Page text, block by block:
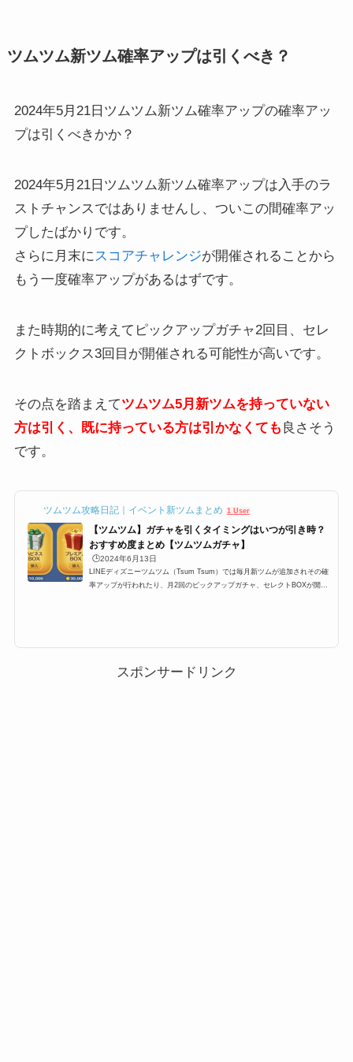
ツムツム新ツム確率アップは引くべき？
2024年5月21日ツムツム新ツム確率アップの確率アッ
プは引くべきかか？
2024年5月21日ツムツム新ツム確率アップは入手のラ
ストチャンスではありませんし、ついこの間確率アッ
プしたばかりです。
さらに月末にスコアチャレンジが開催されることから
もう一度確率アップがあるはずです。
また時期的に考えてピックアップガチャ2回目、セレ
クトボックス3回目が開催される可能性が高いです。
その点を踏まえてツムツム5月新ツムを持っていない
方は引く、既に持っている方は引かなくても 良さそう
です。
ツムツム攻略日記｜イベント新ツムまとめ 1 User
【ツムツム】ガチャを引くタイミングはいつが引き時？
おすすめ度まとめ【ツムツムガチャ】
🕒️2024年6月13日
LINEディズニーツムツム（Tsum Tsum）では毎月新ツムが追加されその確
率アップが行われたり、月2回のピックアップガチャ、セレクトBOXが開催
ツム（Tsum Tsum）では毎月新ツムが...
スポンサードリンク